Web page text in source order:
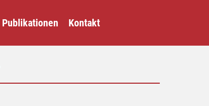
Publikationen Kontakt